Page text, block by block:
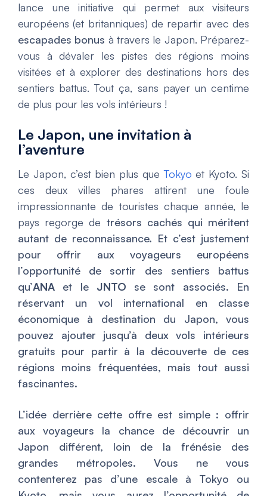
lance une initiative qui permet aux visiteurs
européens (et britanniques) de repartir avec des
escapades bonus à travers le Japon. Préparez-
vous à dévaler les pistes des régions moins
visitées et à explorer des destinations hors des
sentiers battus. Tout ça, sans payer un centime
de plus pour les vols intérieurs !
Le Japon, une invitation à
l’aventure
Le Japon, c’est bien plus queTokyo et Kyoto. Si
ces deux villes phares attirent une foule
impressionnante de touristes chaque année, le
pays regorge de trésors cachés qui méritent
autant de reconnaissance. Et c’est justement
pour offrir aux voyageurs européens
l’opportunité de sortir des sentiers battus
qu’ANA et le JNTO se sont associés. En
réservant un vol international en classe
économique à destination du Japon, vous
pouvez ajouter jusqu’à deux vols intérieurs
gratuits pour partir à la découverte de ces
régions moins fréquentées, mais tout aussi
fascinantes.
L’idée derrière cette offre est simple : offrir
aux voyageurs la chance de découvrir un
Japon différent, loin de la frénésie des
grandes métropoles. Vous ne vous
contenterez pas d’une escale à Tokyo ou